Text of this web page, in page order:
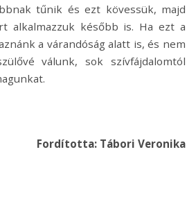
tűnik és ezt kövessük, majd
alkalmazzuk később is. Ha ezt a
a várandóság alatt is, és nem
válunk, sok szívfájdalomtól
Fordította: Tábori Veronika